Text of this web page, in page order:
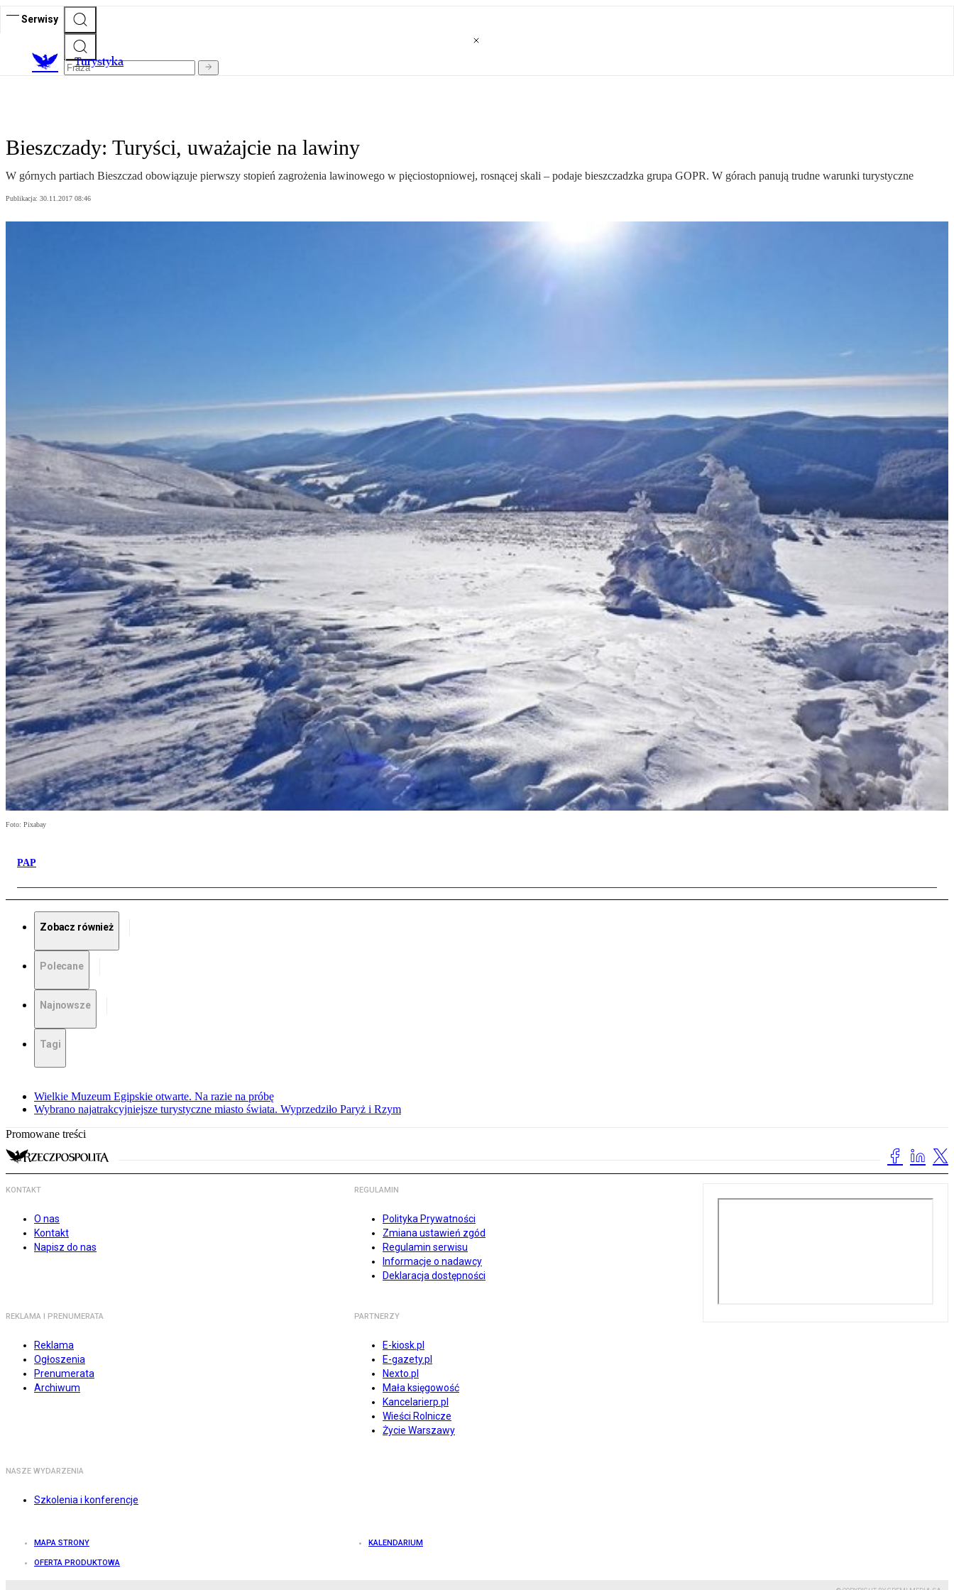
Serwisy
Turystyka
Bieszczady: Turyści, uważajcie na lawiny
W górnych partiach Bieszczad obowiązuje pierwszy stopień zagrożenia lawinowego w pięciostopniowej, rosnącej skali – podaje bieszczadzka grupa GOPR. W górach panują trudne warunki turystyczne
Publikacja: 30.11.2017 08:46
Foto: Pixabay
PAP
Zobacz również
Polecane
Najnowsze
Tagi
Wielkie Muzeum Egipskie otwarte. Na razie na próbę
Wybrano najatrakcyjniejsze turystyczne miasto świata. Wyprzedziło Paryż i Rzym
Promowane treści
KONTAKT
O nas
Kontakt
Napisz do nas
REGULAMIN
Polityka Prywatności
Zmiana ustawień zgód
Regulamin serwisu
Informacje o nadawcy
Deklaracja dostępności
REKLAMA I PRENUMERATA
Reklama
Ogłoszenia
Prenumerata
Archiwum
PARTNERZY
E-kiosk.pl
E-gazety.pl
Nexto.pl
Mała księgowość
Kancelarierp.pl
Wieści Rolnicze
Życie Warszawy
NASZE WYDARZENIA
Szkolenia i konferencje
MAPA STRONY KALENDARIUM
OFERTA PRODUKTOWA